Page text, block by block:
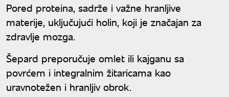
Pored proteina, sadrže i važne hranljive
materije, uključujući holin, koji je značajan za
zdravlje mozga.
Šepard preporučuje omlet ili kajganu sa
povrćem i integralnim žitaricama kao
uravnotežen i hranljiv obrok.